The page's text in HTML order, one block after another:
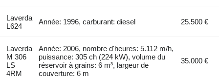
Laverda
L624
Année: 1996, carburant: diesel 25.500 €
Laverda
M 306
LS
4RM
Année: 2006, nombre d'heures: 5.112 m/h,
puissance: 305 ch (224 kW), volume du
réservoir à grains: 6 m³, largeur de
couverture: 6 m
35.000 €